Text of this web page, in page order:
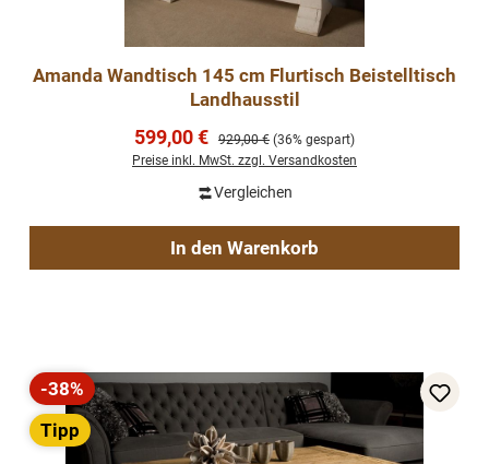
Amanda Wandtisch 145 cm Flurtisch Beistelltisch
Landhausstil
Verkaufspreis:
599,00 € Regulärer Preis:
929,00 € (36% gespart)
Preise inkl. MwSt. zzgl. Versandkosten
Vergleichen
In den Warenkorb
Rabatt
-38%
Tipp